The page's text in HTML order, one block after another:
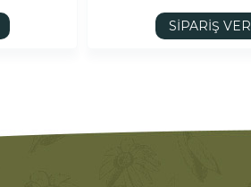
SİPARİŞ VER